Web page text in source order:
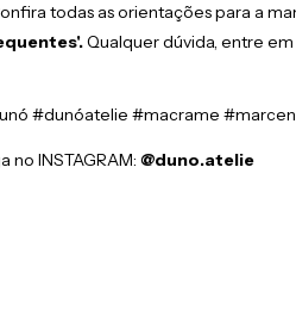
todas as orientações para a
'.Qualquer dúvida, entre
#dunóatelie #macrame
no INSTAGRAM: @duno.atelie